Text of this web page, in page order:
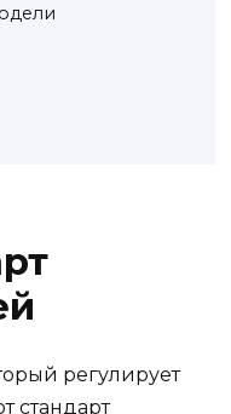
регулирует
стандарт